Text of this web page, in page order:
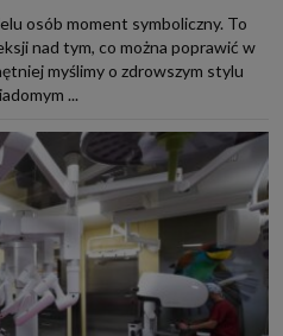
osób moment symboliczny. To
nad tym, co można poprawić w
myślimy o zdrowszym stylu
...